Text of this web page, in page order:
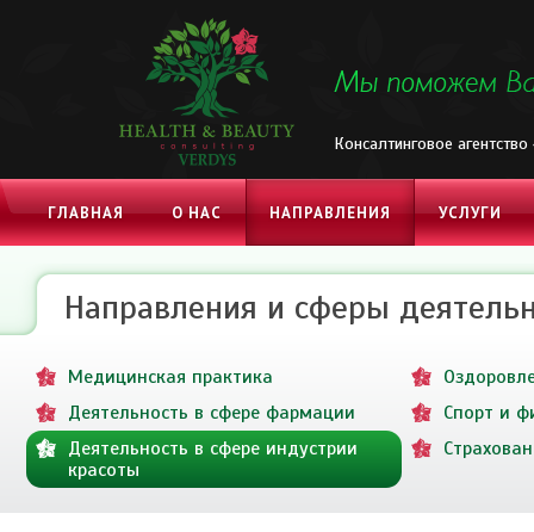
Консалтинговое
ГЛАВНАЯ О НАС НАПРАВЛЕНИЯ УСЛУГИ
КОНТАКТЫ
Направления и сферы
Медицинская практика
Деятельность в сфере фармации
Деятельность в сфере индустрии
красоты
Спорт и